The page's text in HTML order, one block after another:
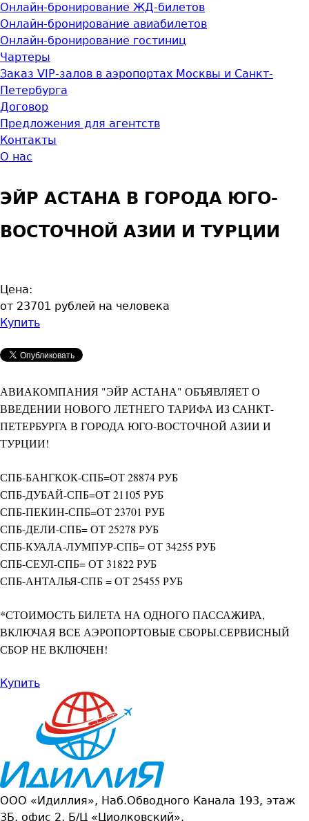
Онлайн-бронирование ЖД-билетов
Онлайн-бронирование авиабилетов
Онлайн-бронирование гостиниц
Чартеры
Заказ VIP-залов в аэропортах Москвы и Санкт-
Петербурга
Договор
Предложения для агентств
Контакты
О нас
ЭЙР АСТАНА В ГОРОДА ЮГО-
ВОСТОЧНОЙ АЗИИ И ТУРЦИИ
Цена:
от 23701 рублей на человека
Купить
АВИАКОМПАНИЯ "ЭЙР АСТАНА" ОБЪЯВЛЯЕТ О
ВВЕДЕНИИ НОВОГО ЛЕТНЕГО ТАРИФА ИЗ САНКТ-
ПЕТЕРБУРГА В ГОРОДА ЮГО-ВОСТОЧНОЙ АЗИИ И
ТУРЦИИ!
СПБ-БАНГКОК-СПБ=ОТ 28874 РУБ
СПБ-ДУБАЙ-СПБ=ОТ 21105 РУБ
СПБ-ПЕКИН-СПБ=ОТ 23701 РУБ
СПБ-ДЕЛИ-СПБ= ОТ 25278 РУБ
СПБ-КУАЛА-ЛУМПУР-СПБ= ОТ 34255 РУБ
СПБ-СЕУЛ-СПБ= ОТ 31822 РУБ
СПБ-АНТАЛЬЯ-СПБ = ОТ 25455 РУБ
*СТОИМОСТЬ БИЛЕТА НА ОДНОГО ПАССАЖИРА,
ВКЛЮЧАЯ ВСЕ АЭРОПОРТОВЫЕ СБОРЫ.СЕРВИСНЫЙ
СБОР НЕ ВКЛЮЧЕН!
Купить
ООО «Идиллия», Наб.Обводного Канала 193, этаж
3Б, офис 2, Б/Ц «Циолковский».